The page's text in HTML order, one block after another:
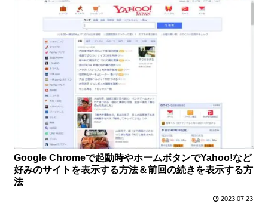
Google Chromeで起動時やホームボタンでYahoo!など
好みのサイトを表示する方法＆前回の続きを表示する方
法
2023.07.23